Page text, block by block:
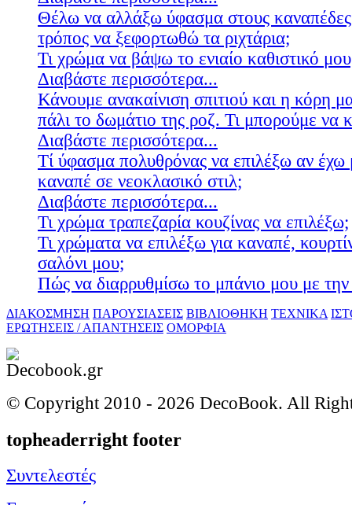
Θέλω να αλλάξω ύφασμα στους
τρόπος να ξεφορτωθώ τα ριχτάρια;
Τι χρώμα να βάψω το ενιαίο καθιστικό
Διαβάστε περισσότερα...
Κάνουμε ανακαίνιση σπιτιού και η κόρη
πάλι το δωμάτιο της ροζ. Τι μπορούμε να
Διαβάστε περισσότερα...
Τί ύφασμα πολυθρόνας να επιλέξω αν έχω
καναπέ σε νεοκλασικό στιλ;
Διαβάστε περισσότερα...
Τι χρώμα τραπεζαρία κουζίνας να επιλέξω;
Τι χρώματα να επιλέξω για καναπέ,
σαλόνι μου;
Πώς να διαρρυθμίσω το μπάνιο μου με την
ΔΙΑΚΟΣΜΗΣΗ ΠΑΡΟΥΣΙΑΣΕΙΣ ΒΙΒΛΙΟΘΗΚΗ ΤΕΧΝΙΚΑ
ΕΡΩΤΗΣΕΙΣ / ΑΠΑΝΤΗΣΕΙΣ ΟΜΟΡΦΙΑ
© Copyright 2010 - 2026 DecoBook. All
topheaderright footer
Συντελεστές